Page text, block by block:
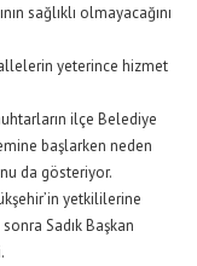
sağlıklı olmayacağını
yeterince hizmet
ilçe Belediye
başlarken neden
da gösteriyor.
yetkililerine
Sadık Başkan